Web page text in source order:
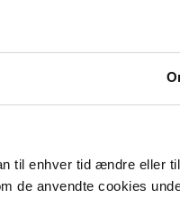
til enhver tid ændre eller
de anvendte cookies